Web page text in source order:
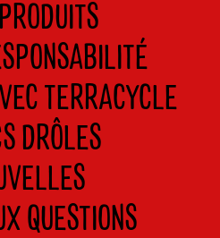
TERRACYCLE
DRÔLES
QUESTIONS